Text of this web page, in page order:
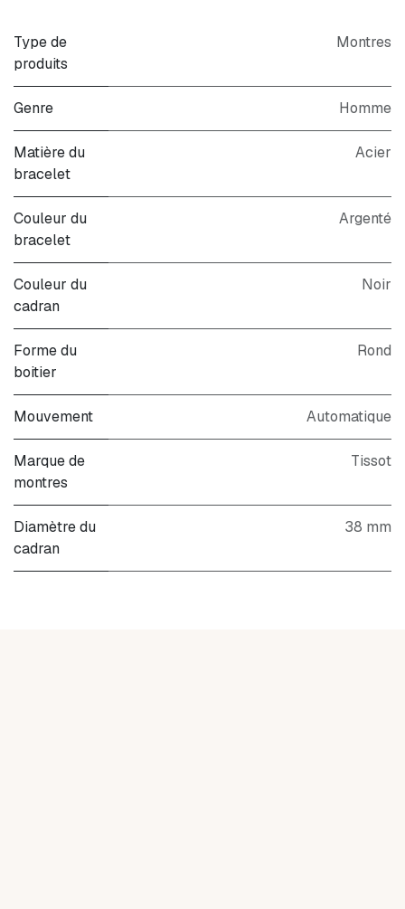
Type de
produits
Montres
Genre Homme
Matière du
bracelet
Acier
Couleur du
bracelet
Argenté
Couleur du
cadran
Noir
Forme du
boitier
Rond
Mouvement Automatique
Marque de
montres
Tissot
Diamètre du
cadran
38 mm